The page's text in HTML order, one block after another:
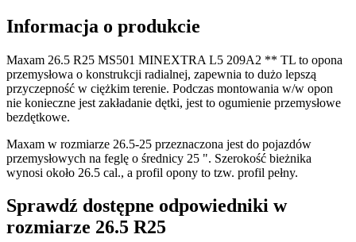
Informacja o produkcie
Maxam 26.5 R25 MS501 MINEXTRA L5 209A2 ** TL to opona
przemysłowa o konstrukcji radialnej, zapewnia to dużo lepszą
przyczepność w ciężkim terenie. Podczas montowania w/w opon
nie konieczne jest zakładanie dętki, jest to ogumienie przemysłowe
bezdętkowe.
Maxam w rozmiarze 26.5-25 przeznaczona jest do pojazdów
przemysłowych na feglę o średnicy 25 ". Szerokość bieżnika
wynosi około 26.5 cal., a profil opony to tzw. profil pełny.
Sprawdź dostępne odpowiedniki w
rozmiarze 26.5 R25